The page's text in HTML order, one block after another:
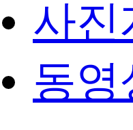
사진
동영